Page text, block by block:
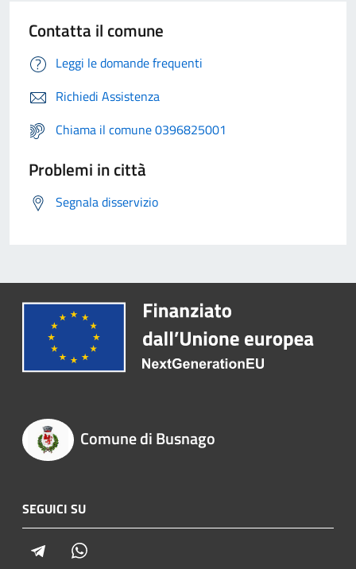
Contatta il comune
Leggi le domande frequenti
Richiedi Assistenza
Chiama il comune 0396825001
Problemi in città
Segnala disservizio
Comune di Busnago
SEGUICI SU
Telegram